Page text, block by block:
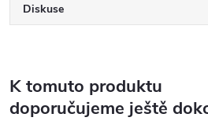
Diskuse
K tomuto produktu
doporučujeme ještě